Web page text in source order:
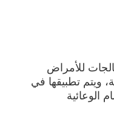
للأمراض
ويتم تطبيقها في
الوعائية